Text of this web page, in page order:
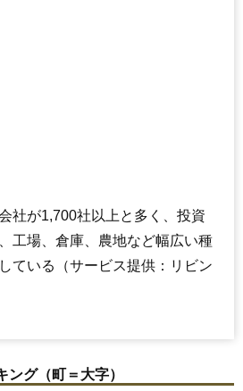
社が1,700社以上と多く、投資
工場、倉庫、農地など幅広い種
ている（サービス提供：リビン
ング（町＝大字）